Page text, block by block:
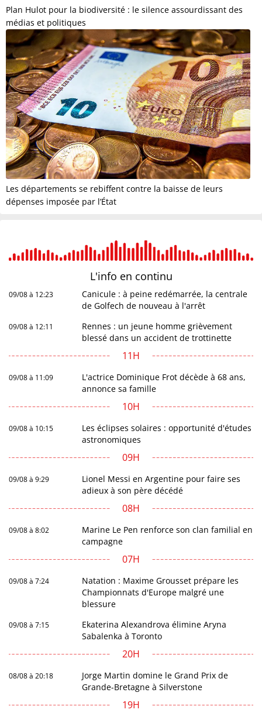
Plan Hulot pour la biodiversité : le silence assourdissant des
médias et politiques
Les départements se rebiffent contre la baisse de leurs
dépenses imposée par l’État
L'info en continu
09/08 à 12:23
Canicule : à peine redémarrée, la centrale
de Golfech de nouveau à l'arrêt
09/08 à 12:11
Rennes : un jeune homme grièvement
blessé dans un accident de trottinette
11H
09/08 à 11:09
L'actrice Dominique Frot décède à 68 ans,
annonce sa famille
10H
09/08 à 10:15
Les éclipses solaires : opportunité d'études
astronomiques
09H
09/08 à 9:29
Lionel Messi en Argentine pour faire ses
adieux à son père décédé
08H
09/08 à 8:02
Marine Le Pen renforce son clan familial en
campagne
07H
09/08 à 7:24
Natation : Maxime Grousset prépare les
Championnats d'Europe malgré une
blessure
09/08 à 7:15
Ekaterina Alexandrova élimine Aryna
Sabalenka à Toronto
20H
08/08 à 20:18
Jorge Martin domine le Grand Prix de
Grande-Bretagne à Silverstone
19H